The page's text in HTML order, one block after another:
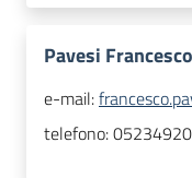
Pavesi Francesco
e-mail:
telefono: